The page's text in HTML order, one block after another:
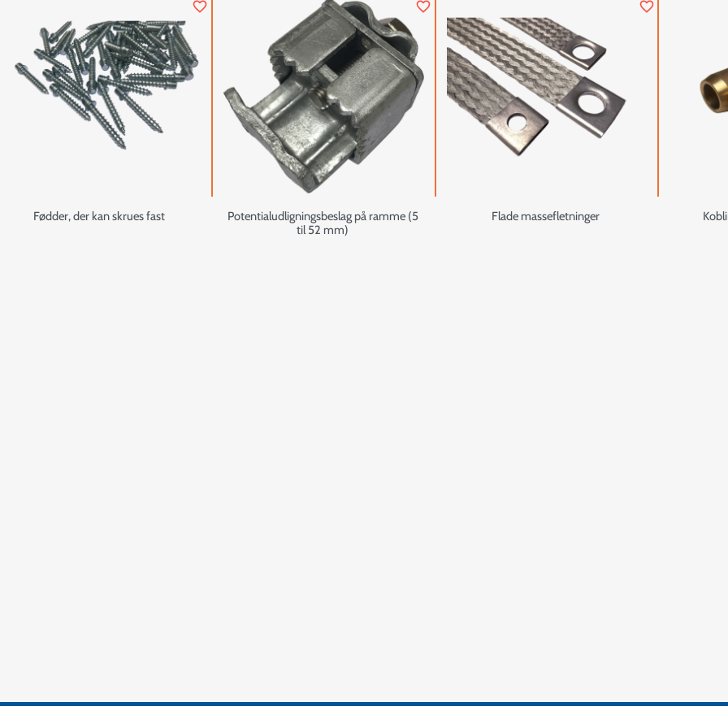
Fødder, der kan skrues fast
favorite_border
Potentialudligningsbeslag på ramme (5
til 52 mm)
favorite_border
Flade massefletninger
favorite_border